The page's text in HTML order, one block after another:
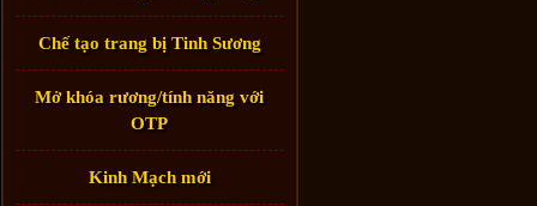
Chế tạo trang bị Tinh Sương
Mở khóa rương/tính năng với
OTP
Kinh Mạch mới